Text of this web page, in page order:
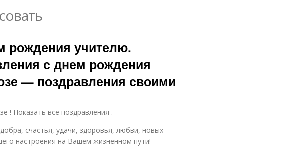
рождения учителю.
с днем рождения
— поздравления своими
! Показать все поздравления .
счастья, удачи, здоровья, любви, новых
настроения на Вашем жизненном пути!